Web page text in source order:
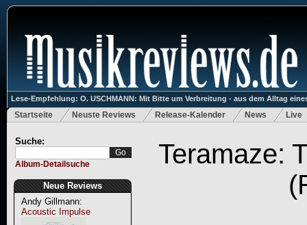
Lese-Empfehlung: O. USCHMANN: Mit Bitte um Verbreitung - aus dem Alltag
Startseite Neuste Reviews Release-Kalender News Live
Suche:
Album-Detailsuche
Neue Reviews
Andy Gillmann:
Acoustic Impulse
Teramaze: